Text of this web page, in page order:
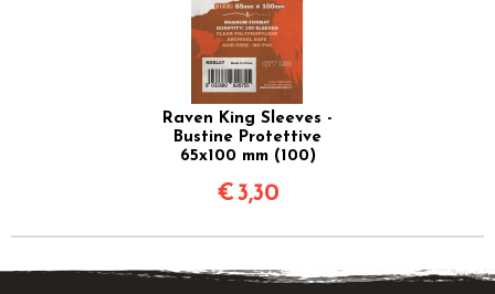
Raven King Sleeves -
Bustine Protettive
65x100 mm (100)
€3,30